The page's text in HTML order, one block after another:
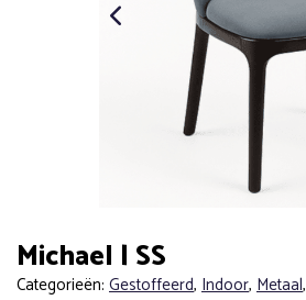
Michael | SS
Categorieën: Gestoffeerd, Indoor, Metaal,